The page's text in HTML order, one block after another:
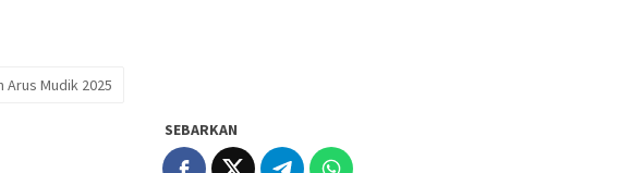
Arus Mudik 2025
SEBARKAN